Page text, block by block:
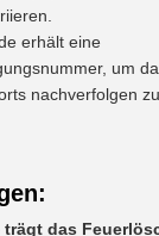
erhält eine
um
nachverfolgen
trägt das